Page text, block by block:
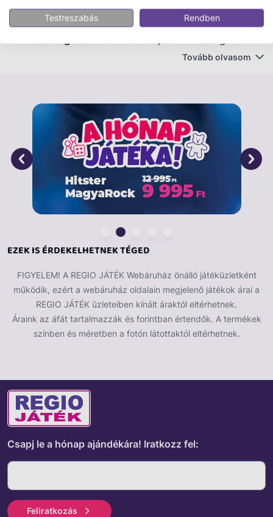
konkrét változat kiválasztására, a termék a
rendelkezésre álló raktárkészletbőlvéletlenszerűen
változatokat szemléltetik, ezért a kiszállított termék
A gyerekek életéből már pici kortól kimaradhatatlan
játék a labda. Szórakozásra, hasznos időtöltésre,
színpadi és játszótéri bemutatókra, illetve sportolás
céljából is használható a labda. Egyedül és csoportos
ügyességi játékokat is tudunk játszani. A labdajátékok
fejlesztik a gyerekek reflex képességét és
mozgáskoordinációját. Piros lakkfényű labda, fehér
pöttyökkel tarkítva. Mérete: 18 cm.
A játékfigurák külön kaphatóak.
Tovább olvasom
EZEK IS ÉRDEKELHETNEK TÉGED
FIGYELEM! A REGIO JÁTÉK Webáruház önálló játéküzletként
működik, ezért a webáruház oldalain megjelenő játékok árai a
REGIO JÁTÉK üzleteiben kínált áraktól eltérhetnek.
Áraink az áfát tartalmazzák és forintban értendők. A termékek
színben és méretben a fotón látottaktól eltérhetnek.
Csapj le a hónap ajándékára! Iratkozz fel:
Feliratkozás
Testreszabás Rendben